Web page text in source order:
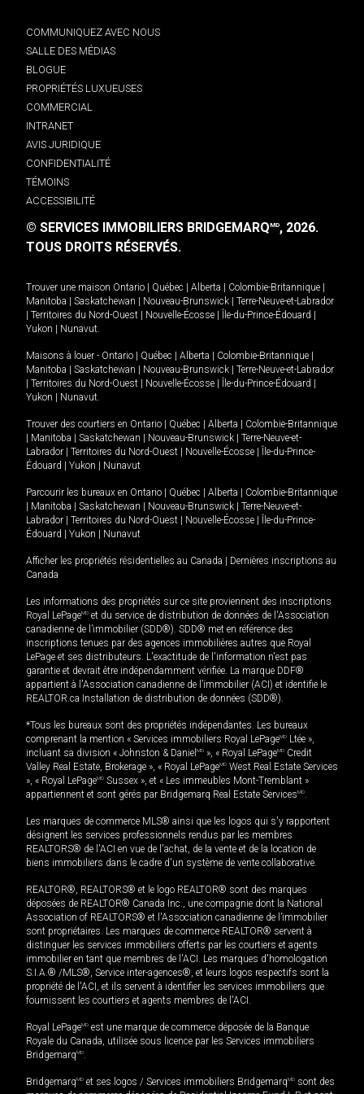
COMMUNIQUEZ AVEC NOUS
SALLE DES MÉDIAS
BLOGUE
PROPRIÉTÉS LUXUEUSES
COMMERCIAL
INTRANET
AVIS JURIDIQUE
CONFIDENTIALITÉ
TÉMOINS
ACCESSIBILITÉ
© SERVICES IMMOBILIERS BRIDGEMARQMD, 2026.
TOUS DROITS RÉSERVÉS.
Trouver une maison Ontario Québec Alberta Colombie-Britannique
Manitoba
Saskatchewan Nouveau-Brunswick
Terre-Neuve-et-Labrador
Territoires du Nord-Ouest Nouvelle-Écosse Île-du-Prince-Édouard
Yukon
Nunavut.
Maisons à louer - Ontario Québec Alberta Colombie-Britannique
Manitoba
Saskatchewan Nouveau-Brunswick
Terre-Neuve-et-Labrador
Territoires du Nord-Ouest Nouvelle-Écosse Île-du-Prince-Édouard
Yukon
Nunavut.
Trouver des courtiers en Ontario Québec Alberta
Colombie-Britannique
Manitoba Saskatchewan Nouveau-Brunswick
Terre-Neuve-et-
Labrador
Territoires du Nord-Ouest Nouvelle-Écosse
Île-du-Prince-
Édouard
Yukon Nunavut
Parcourir les bureaux en Ontario Québec Alberta
Colombie-Britannique
Manitoba Saskatchewan Nouveau-Brunswick
Terre-Neuve-et-
Labrador
Territoires du Nord-Ouest Nouvelle-Écosse
Île-du-Prince-
Édouard
Yukon Nunavut
Afficher les propriétés résidentielles au Canada
Dernières inscriptions au
Canada
Les informations des propriétés sur ce site proviennent des inscriptions
Royal LePageMD et du service de distribution de données de l'Association
canadienne de l’immobilier (SDD®). SDD® met en référence des
inscriptions tenues par des agences immobilières autres que Royal
LePage et ses distributeurs. L'exactitude de l'information n'est pas
garantie et devrait être indépendamment vérifiée. La marque DDF®
appartient à l'Association canadienne de l’immobilier (ACI) et identifie le
REALTOR.ca Installation de distribution de données (SDD®).
*Tous les bureaux sont des propriétés indépendantes. Les bureaux
comprenant la mention « Services immobiliers Royal LePageMD Ltée »,
incluant sa division « Johnston & Daniel MD », « Royal LePageMD Credit
Valley Real Estate, Brokerage », « Royal LePageMD West Real Estate Services
», « Royal LePageMD Sussex », et « Les immeubles Mont-Tremblant »
appartiennent et sont gérés par Bridgemarq Real Estate ServicesMD.
Les marques de commerce MLS® ainsi que les logos qui s'y rapportent
désignent les services professionnels rendus par les membres
REALTORS® de l'ACI en vue de l'achat, de la vente et de la location de
biens immobiliers dans le cadre d'un système de vente collaborative.
REALTOR®, REALTORS® et le logo REALTOR® sont des marques
déposées de REALTOR® Canada Inc., une compagnie dont la National
Association of REALTORS® et l'Association canadienne de l’immobilier
sont propriétaires. Les marques de commerce REALTOR® servent à
distinguer les services immobiliers offerts par les courtiers et agents
immobilier en tant que membres de l'ACI. Les marques d'homologation
S.I.A.® /MLS®, Service inter-agences®, et leurs logos respectifs sont la
propriété de l'ACI, et ils servent à identifier les services immobiliers que
fournissent les courtiers et agents membres de l'ACI.
Royal LePageMD est une marque de commerce déposée de la Banque
Royale du Canada, utilisée sous licence par les Services immobiliers
BridgemarqMD.
BridgemarqMD et ses logos / Services immobiliers BridgemarqMD sont des